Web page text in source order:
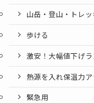
山岳・登山・トレ
歩ける
激安！大幅値下げラ
熱源を入れ保温力
緊急用